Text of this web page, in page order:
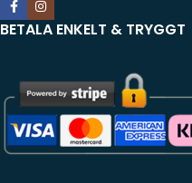
BETALA ENKELT & TRYGGT